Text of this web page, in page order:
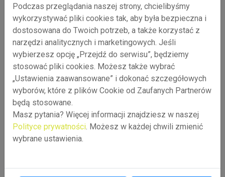
Więcej o projekcie EDIH-Silesia można przeczytać na
naszej stronie internetowej:
https://arrsa.pl/pl/projekty/edih-silesia
Podczas przeglądania naszej strony, chcielibyśmy
wykorzystywać pliki cookies tak, aby była bezpieczna i
dostosowana do Twoich potrzeb, a także korzystać z
narzędzi analitycznych i marketingowych. Jeśli
wybierzesz opcję „Przejdź do serwisu”, będziemy
stosować pliki cookies. Możesz także wybrać
„Ustawienia zaawansowane” i dokonać szczegółowych
wyborów, które z plików Cookie od Zaufanych Partnerów
będą stosowane.
Masz pytania? Więcej informacji znajdziesz w naszej
Polityce prywatności . Możesz w każdej chwili zmienić
wybrane ustawienia.